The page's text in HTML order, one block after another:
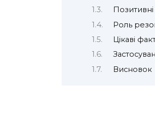
Позитивні
Роль
Цікаві
Висновок